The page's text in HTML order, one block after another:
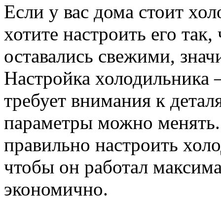
Если у вас дома стоит
хотите настроить его
оставались свежими,
Настройка
требует внимания к
параметры можно менять.
правильно настроить
чтобы он работал
экономично.